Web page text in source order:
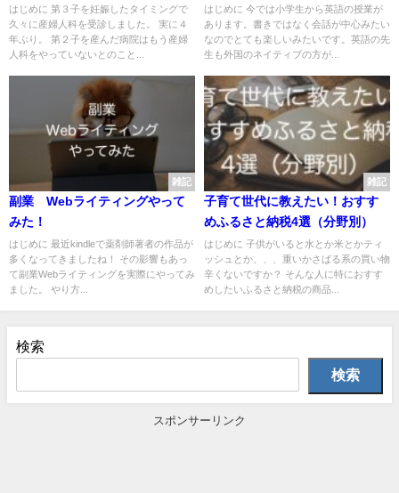
はじめに 第３子を妊娠したタイミングで
久々に産婦人科を受診しました。 実に４
年ぶり。 第２子を産んだ病院はもう産婦
人科をやっていないとのこと...
いいところを探してやってみた
はじめに 今では小学生から英語の授業が
あります。書きではなく会話が中心みたい
なのでとても楽しいみたいです。英語の先
生も外国のネイティブの方が...
雑記
副業 Webライティングやって
みた！
はじめに 最近kindleで薬剤師著者の作品が
多くなってきましたね！ その影響もあっ
て副業Webライティングを実際にやってみ
ました。 やり方...
雑記
子育て世代に教えたい！おすす
めふるさと納税4選（分野別）
はじめに 子供がいると水とか米とかティ
ッシュとか、、、重いかさばる系の買い物
辛くないですか？ そんな人に特におすす
めしたいふるさと納税の商品...
検索
検索
スポンサーリンク